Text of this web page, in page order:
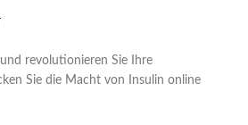
revolutionieren Sie Ihre
Sie die Macht von Insulin online